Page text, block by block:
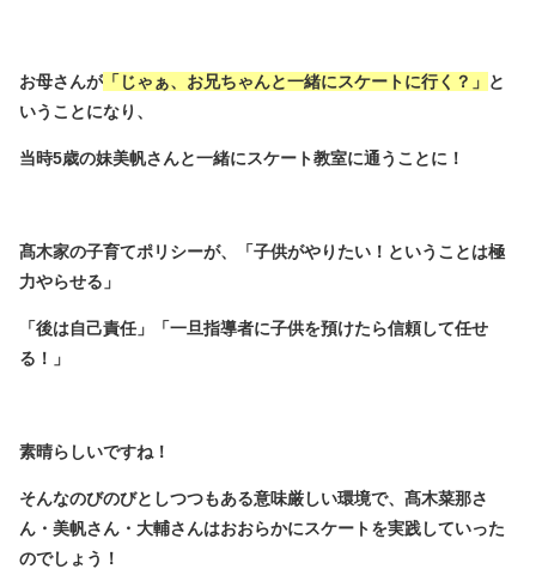
お母さんが 「じゃぁ、お兄ちゃんと一緒にスケートに行く？」 と
いうことになり、
当時5歳の妹美帆さんと一緒にスケート教室に通うことに！
髙木家の子育てポリシーが、「子供がやりたい！ということは極
力やらせる」
「後は自己責任」「一旦指導者に子供を預けたら信頼して任せ
る！」
素晴らしいですね！
そんなのびのびとしつつもある意味厳しい環境で、髙木菜那さ
ん・美帆さん・大輔さんはおおらかにスケートを実践していった
のでしょう！